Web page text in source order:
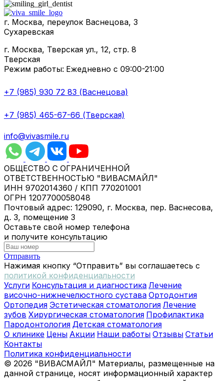
г. Москва, переулок Васнецова, 3
Сухаревская
г. Москва, Тверская ул., 12, стр. 8
Тверская
Режим работы: Ежедневно с 09:00-21:00
+7 (985) 930 72 83 (Васнецова)
+7 (985) 465-67-66 (Тверская)
info@vivasmile.ru
ОБЩЕСТВО С ОГРАНИЧЕННОЙ
ОТВЕТСТВЕННОСТЬЮ "ВИВАСМАЙЛ"
ИНН 9702014360 / КПП 770201001
ОГРН 1207700058048
Почтовый адрес: 129090, г. Москва, пер. Васнесова,
д. 3, помещение 3
Оставьте свой номер телефона
и получите консультацию
Отправить
Нажимая кнопку “Отправить” вы соглашаетесь с
политикой конфиденциальности
Услуги Консультация и диагностика Лечение
височно-нижнечелюстного сустава Ортодонтия
Ортопедия Эстетическая стоматология Лечение
зубов Хирургическая стоматология Профилактика
Пародонтология Детская стоматология
О клинике Цены Акции Наши работы Отзывы Статьи
Контакты
Политика конфиденциальности
© 2026 "ВИВАСМАЙЛ" Материалы, размещенные на
данной странице, носят информационный характер